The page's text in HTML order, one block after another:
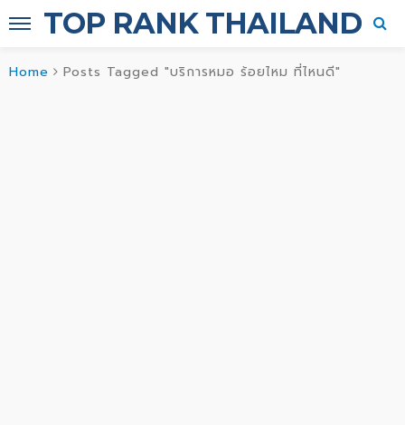
TOP RANK THAILAND
Home Posts Tagged "บริการหมอ ร้อยไหม ที่ไหนดี"